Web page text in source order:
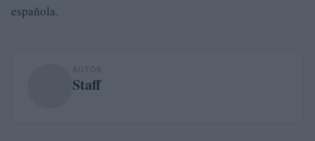
española.
AUTOR
Staff